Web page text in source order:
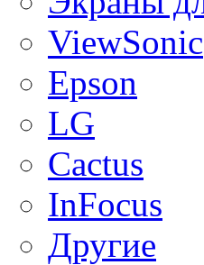
ViewSonic
Epson
LG
Cactus
InFocus
Другие